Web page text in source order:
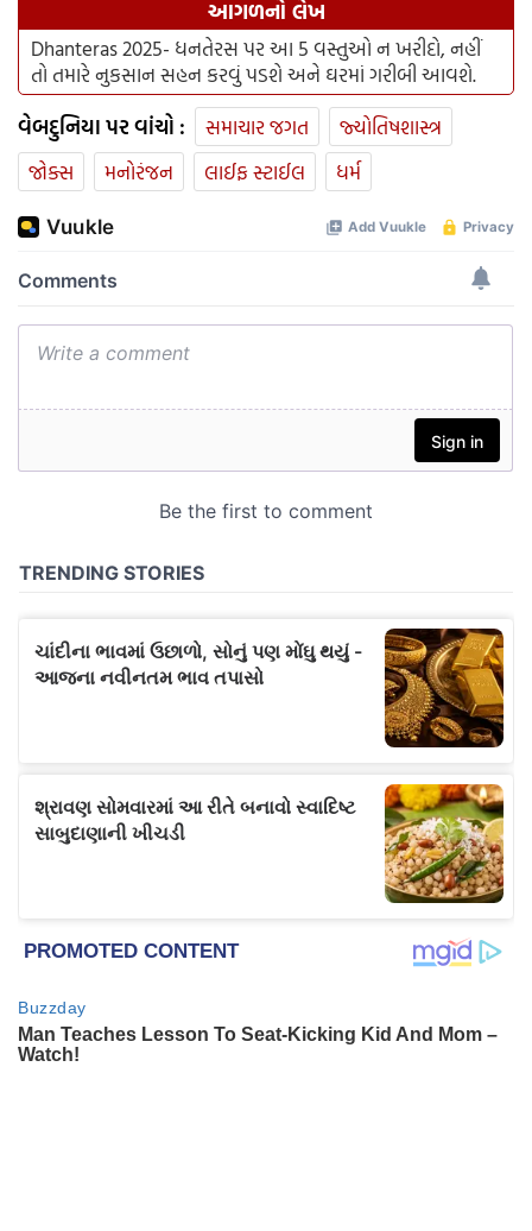
આગળનો લેખ
Dhanteras 2025- ધનતેરસ પર આ 5 વસ્તુઓ ન ખરીદો, નહીં
તો તમારે નુકસાન સહન કરવું પડશે અને ઘરમાં ગરીબી આવશે.
વેબદુનિયા પર વાંચો : સમાચાર જગત
જ્યોતિષશાસ્ત્ર
જોક્સ
મનોરંજન લાઈફ સ્ટાઈલ ધર્મ